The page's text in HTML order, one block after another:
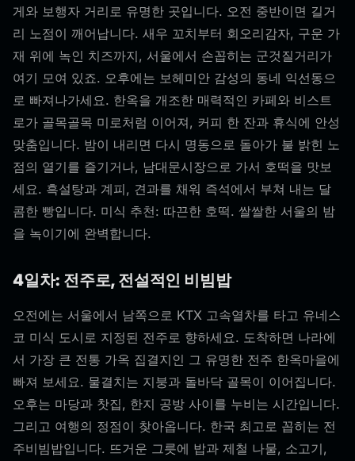
게와 보행자 거리로 유명한 곳입니다. 오전 중반이면 길거
리 노점이 깨어납니다. 새우 꼬치부터 회오리감자, 구운 가
재 위에 녹인 치즈까지, 서울에서 손꼽히는 군것질거리가
여기 모여 있죠. 오후에는 보헤미안 감성의 동네 익선동으
로 빠져나가세요. 한옥을 개조한 매력적인 카페와 비스트
로가 골목골목 미로처럼 이어져, 커피 한 잔과 휴식에 안성
맞춤입니다. 밤이 내리면 다시 명동으로 돌아가 불 밝힌 노
점의 열기를 즐기거나, 남대문시장으로 가서 호떡을 맛보
세요. 흑설탕과 계피, 견과를 채워 즉석에서 부쳐 내는 달
콤한 빵입니다. 미식 추천: 따끈한 호떡. 쌀쌀한 서울의 밤
을 녹이기에 완벽합니다.
4일차: 전주로, 전설적인 비빔밥
오전에는 서울에서 남쪽으로 KTX 고속열차를 타고 유네스
코 미식 도시로 지정된 전주로 향하세요. 도착하면 나라에
서 가장 큰 전통 가옥 집결지인 그 유명한 전주 한옥마을에
빠져 보세요. 물결치는 지붕과 돌바닥 골목이 이어집니다.
오후는 마당과 찻집, 한지 공방 사이를 누비는 시간입니다.
그리고 여행의 정점이 찾아옵니다. 한국 최고로 꼽히는 전
주비빔밥입니다. 뜨거운 그릇에 밥과 제철 나물, 소고기,